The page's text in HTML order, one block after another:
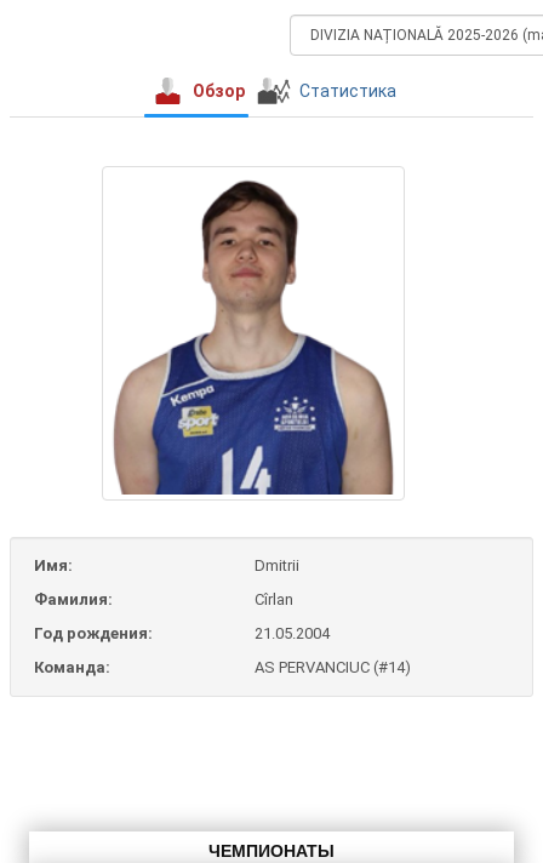
Обзор Статистика
Имя:
Dmitrii
Фамилия:
Cîrlan
Год рождения:
21.05.2004
Команда:
AS PERVANCIUC (#14)
ЧЕМПИОНАТЫ